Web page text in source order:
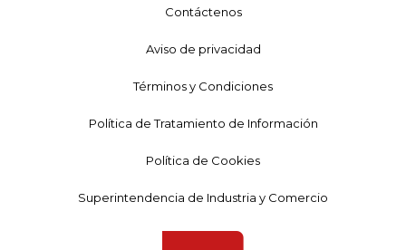
Contáctenos
Aviso de privacidad
Términos y Condiciones
Política de Tratamiento de Información
Política de Cookies
Superintendencia de Industria y Comercio